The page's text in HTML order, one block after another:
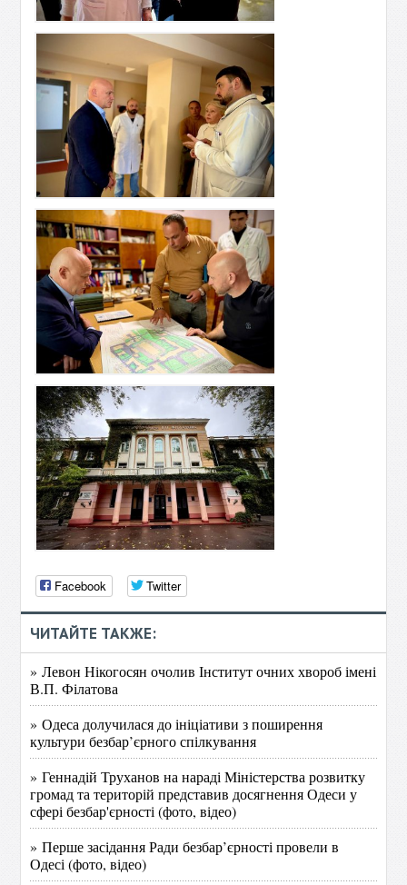
Facebook Twitter
ЧИТАЙТЕ ТАКЖЕ:
» Левон Нікогосян очолив Інститут очних хвороб імені
В.П. Філатова
» Одеса долучилася до ініціативи з поширення
культури безбар’єрного спілкування
» Геннадій Труханов на нараді Міністерства розвитку
громад та територій представив досягнення Одеси у
сфері безбар'єрності (фото, відео)
» Перше засідання Ради безбар’єрності провели в
Одесі (фото, відео)